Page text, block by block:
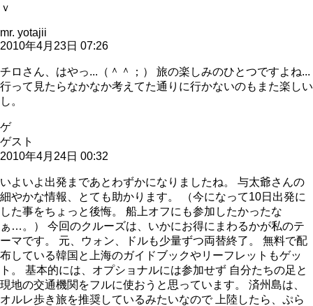
ｖ
mr. yotajii
2010年4月23日 07:26
チロさん、はやっ...（＾＾；） 旅の楽しみのひとつですよね...
行って見たらなかなか考えてた通りに行かないのもまた楽しい
し。
ゲ
ゲスト
2010年4月24日 00:32
いよいよ出発まであとわずかになりましたね。 与太爺さんの
細やかな情報、とても助かります。 （今になって10日出発に
した事をちょっと後悔。 船上オフにも参加したかったな
ぁ…。） 今回のクルーズは、いかにお得にまわるかが私のテ
ーマです。 元、ウォン、ドルも少量ずつ両替終了。 無料で配
布している韓国と上海のガイドブックやリーフレットもゲッ
ト。 基本的には、オプショナルには参加せず 自分たちの足と
現地の交通機関をフルに使おうと思っています。 済州島は、
オルレ歩き旅を推奨しているみたいなので 上陸したら、ぷら